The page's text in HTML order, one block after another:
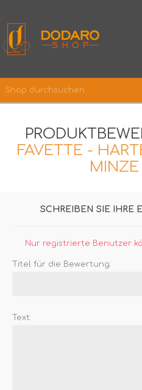
ANMELDEN
WUNSCHLISTE
FAVETTE -
MINZE
SCHREIBEN SIE IHRE
Nur registrierte Benutzer
Titel für die Bewertung:
Text: